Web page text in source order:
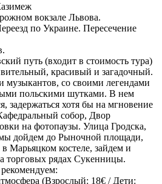
вокзале Львова.
по Украине. Пересечение
путь (входит в стоимость тура)
красивый и загадочный.
музыкантов, cо своими легендами
польскими шутками. В нем
задержаться хотя бы на мгновение
собор, Двор
на фотопаузы. Улица Гродска,
дойдем до Рыночной площади,
Марьяцком костеле, зайдем и
торговых рядах Сукенницы.
(Взрослый: 18€ / Дети: